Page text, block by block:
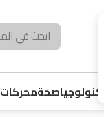
تكنولوجياصحةمحركات